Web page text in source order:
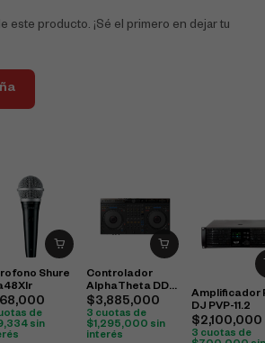
este producto. ¡Sé el primero en dejar tu
Shure
de
sin
Controlador
AlphaTheta DDJ-
GRV6 4 canales
$3,885,000
3 cuotas de
$1,295,000 sin
interés
Amplificador
DJ PVP-11.2
$2,100,000
3 cuotas de